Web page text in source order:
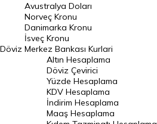
Danimarka Kronu Kuru
Kanada Doları Kuru
Norveç Kronu Kuru
İsveç Kronu Kuru
Japon Yeni Kuru
Serbest Piyasa Döviz Kurları
Döviz
Avustralya Doları
Norveç Kronu
Danimarka Kronu
İsveç Kronu
Merkez Bankası Kurlari
Altın Hesaplama
Döviz Çevirici
Yüzde Hesaplama
KDV Hesaplama
İndirim Hesaplama
Maaş Hesaplama